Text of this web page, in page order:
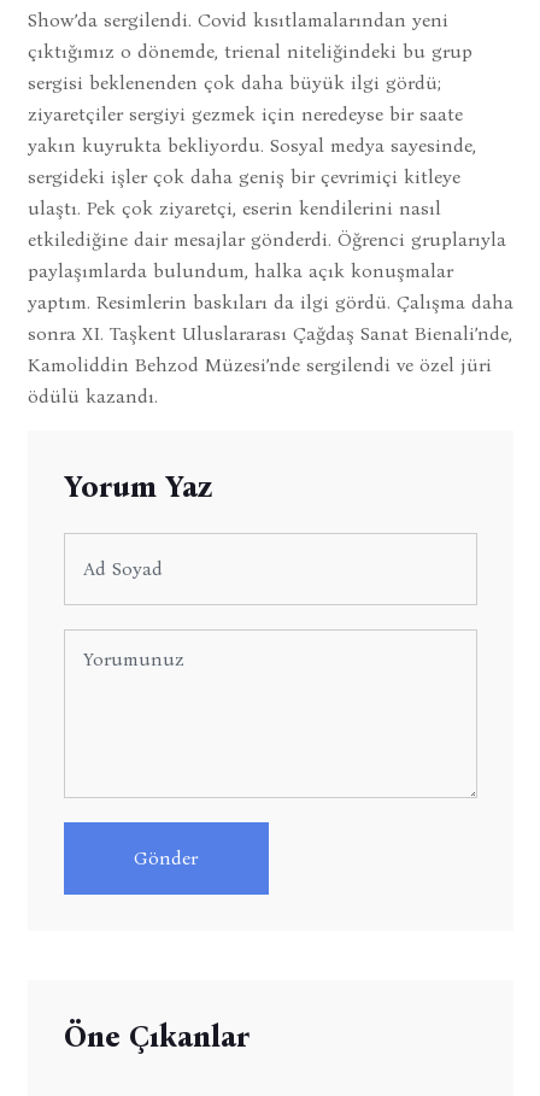
Show’da sergilendi. Covid kısıtlamalarından yeni
çıktığımız o dönemde, trienal niteliğindeki bu grup
sergisi beklenenden çok daha büyük ilgi gördü;
ziyaretçiler sergiyi gezmek için neredeyse bir saate
yakın kuyrukta bekliyordu. Sosyal medya sayesinde,
sergideki işler çok daha geniş bir çevrimiçi kitleye
ulaştı. Pek çok ziyaretçi, eserin kendilerini nasıl
etkilediğine dair mesajlar gönderdi. Öğrenci gruplarıyla
paylaşımlarda bulundum, halka açık konuşmalar
yaptım. Resimlerin baskıları da ilgi gördü. Çalışma daha
sonra XI. Taşkent Uluslararası Çağdaş Sanat Bienali’nde,
Kamoliddin Behzod Müzesi’nde sergilendi ve özel jüri
ödülü kazandı.
Yorum Yaz
Gönder
Öne Çıkanlar